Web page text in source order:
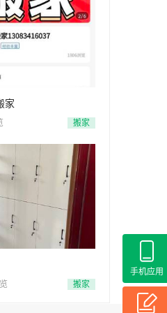
手机应用
家
搬家
搬家